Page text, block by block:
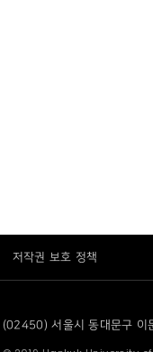
저작권 보호 정책
(02450) 서울시 동대문구